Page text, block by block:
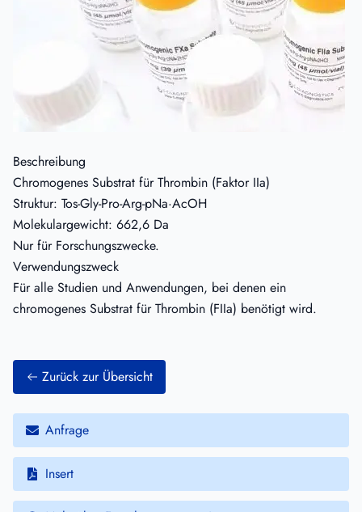
Beschreibung
Chromogenes Substrat für Thrombin (Faktor IIa)
Struktur: Tos-Gly-Pro-Arg-pNa·AcOH
Molekulargewicht: 662,6 Da
Nur für Forschungszwecke.
Verwendungszweck
Für alle Studien und Anwendungen, bei denen ein
chromogenes Substrat für Thrombin (FIIa) benötigt wird.
Zurück zur Übersicht
Anfrage
Insert